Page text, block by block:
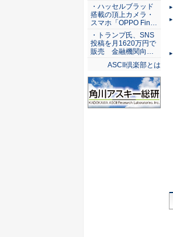
・ハッセルブラッド
搭載の頂上カメラ・
スマホ「OPPO Fin…
・トランプ氏、SNS
投稿を月1620万円で
販売 金融機関向…
ASCII倶楽部とは